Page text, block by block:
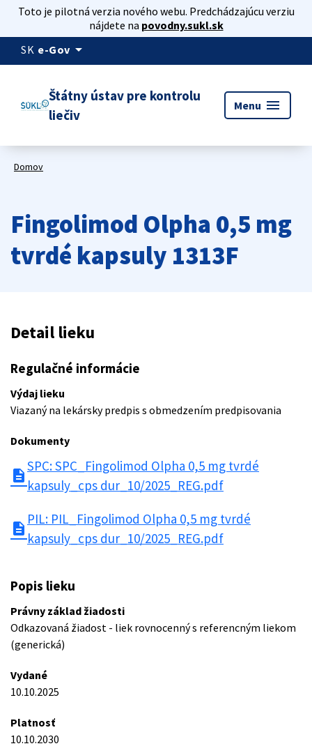
Toto je pilotná verzia nového webu. Predchádzajúcu verziu
nájdete na povodny.sukl.sk
SK e-Gov arrow_drop_down
Štátny ústav pre kontrolu
liečiv
Menu menu
Domov
Fingolimod Olpha 0,5 mg
tvrdé kapsuly 1313F
Detail lieku
Regulačné informácie
Výdaj lieku
Viazaný na lekársky predpis s obmedzením predpisovania
Dokumenty
description
SPC: SPC_Fingolimod Olpha 0,5 mg tvrdé
kapsuly_cps dur_10/2025_REG.pdf
description
PIL: PIL_Fingolimod Olpha 0,5 mg tvrdé
kapsuly_cps dur_10/2025_REG.pdf
Popis lieku
Právny základ žiadosti
Odkazovaná žiadost - liek rovnocenný s referencným liekom
(generická)
Vydané
10.10.2025
Platnosť
10.10.2030